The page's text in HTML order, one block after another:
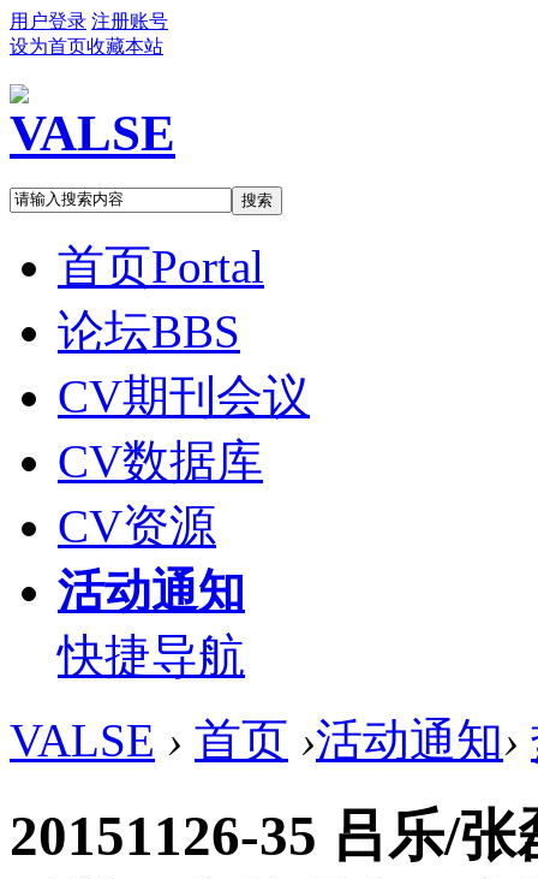
用户登录 注册账号
设为首页收藏本站
搜索
首页Portal
论坛BBS
CV期刊会议
CV数据库
CV资源
活动通知
快捷导航
VALSE › 首页 ›活动通知›
20151126-35 吕乐/